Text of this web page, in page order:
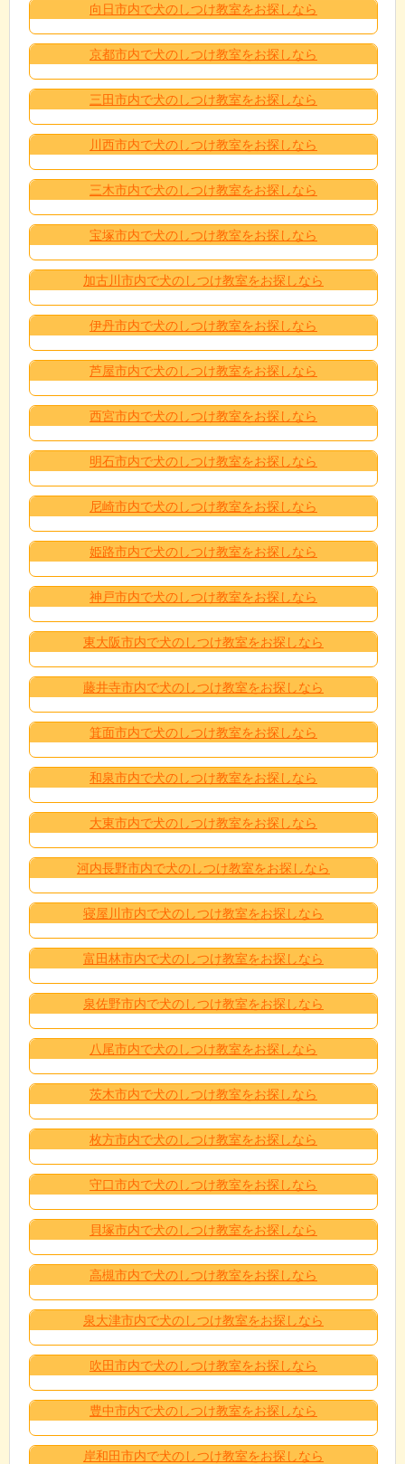
向日市内で犬のしつけ教室をお探しなら
京都市内で犬のしつけ教室をお探しなら
三田市内で犬のしつけ教室をお探しなら
川西市内で犬のしつけ教室をお探しなら
三木市内で犬のしつけ教室をお探しなら
宝塚市内で犬のしつけ教室をお探しなら
加古川市内で犬のしつけ教室をお探しなら
伊丹市内で犬のしつけ教室をお探しなら
芦屋市内で犬のしつけ教室をお探しなら
西宮市内で犬のしつけ教室をお探しなら
明石市内で犬のしつけ教室をお探しなら
尼崎市内で犬のしつけ教室をお探しなら
姫路市内で犬のしつけ教室をお探しなら
神戸市内で犬のしつけ教室をお探しなら
東大阪市内で犬のしつけ教室をお探しなら
藤井寺市内で犬のしつけ教室をお探しなら
箕面市内で犬のしつけ教室をお探しなら
和泉市内で犬のしつけ教室をお探しなら
大東市内で犬のしつけ教室をお探しなら
河内長野市内で犬のしつけ教室をお探しなら
寝屋川市内で犬のしつけ教室をお探しなら
富田林市内で犬のしつけ教室をお探しなら
泉佐野市内で犬のしつけ教室をお探しなら
八尾市内で犬のしつけ教室をお探しなら
茨木市内で犬のしつけ教室をお探しなら
枚方市内で犬のしつけ教室をお探しなら
守口市内で犬のしつけ教室をお探しなら
貝塚市内で犬のしつけ教室をお探しなら
高槻市内で犬のしつけ教室をお探しなら
泉大津市内で犬のしつけ教室をお探しなら
吹田市内で犬のしつけ教室をお探しなら
豊中市内で犬のしつけ教室をお探しなら
岸和田市内で犬のしつけ教室をお探しなら